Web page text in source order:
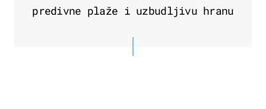
predivne plaže i uzbudljivu hranu